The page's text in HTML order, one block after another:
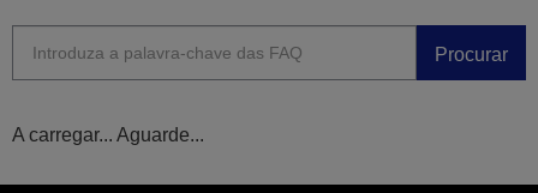
Procurar
A carregar... Aguarde...